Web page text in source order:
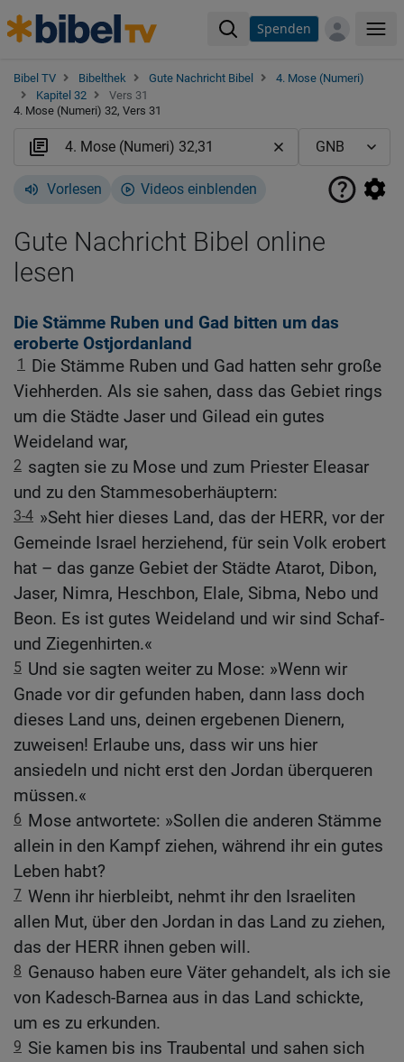
Spenden
Bibel TV Bibelthek Gute Nachricht Bibel
4. Mose (Numeri)
Kapitel 32
Vers 31
4. Mose (Numeri) 32, Vers 31
Vorlesen Videos einblenden
Gute Nachricht Bibel online
lesen
Die Stämme Ruben und Gad bitten um das
eroberte Ostjordanland
1
Die Stämme Ruben und Gad hatten sehr große
Viehherden. Als sie sahen, dass das Gebiet rings
um die Städte Jaser und Gilead ein gutes
Weideland war,
2 sagten sie zu Mose und zum Priester Eleasar
und zu den Stammesoberhäuptern:
3-4 »Seht hier dieses Land, das der HERR, vor der
Gemeinde Israel herziehend, für sein Volk erobert
hat – das ganze Gebiet der Städte Atarot, Dibon,
Jaser, Nimra, Heschbon, Elale, Sibma, Nebo und
Beon. Es ist gutes Weideland und wir sind Schaf-
und Ziegenhirten.«
5 Und sie sagten weiter zu Mose: »Wenn wir
Gnade vor dir gefunden haben, dann lass doch
dieses Land uns, deinen ergebenen Dienern,
zuweisen! Erlaube uns, dass wir uns hier
ansiedeln und nicht erst den Jordan überqueren
müssen.«
6 Mose antwortete: »Sollen die anderen Stämme
allein in den Kampf ziehen, während ihr ein gutes
Leben habt?
7 Wenn ihr hierbleibt, nehmt ihr den Israeliten
allen Mut, über den Jordan in das Land zu ziehen,
das der HERR ihnen geben will.
8 Genauso haben eure Väter gehandelt, als ich sie
von Kadesch-Barnea aus in das Land schickte,
um es zu erkunden.
9 Sie kamen bis ins Traubental und sahen sich